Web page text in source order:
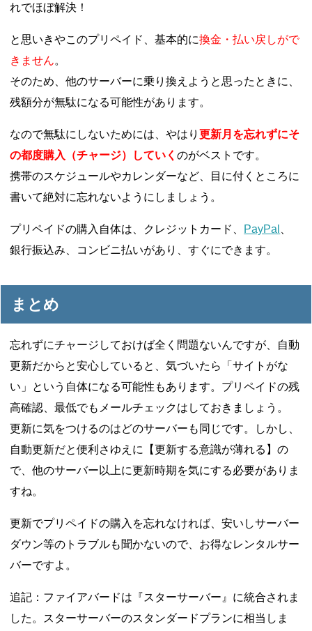
れでほぼ解決！
と思いきやこのプリペイド、基本的に換金・払い戻しがで
きません。
そのため、他のサーバーに乗り換えようと思ったときに、
残額分が無駄になる可能性があります。
なので無駄にしないためには、やはり更新月を忘れずにそ
の都度購入（チャージ）していくのがベストです。
携帯のスケジュールやカレンダーなど、目に付くところに
書いて絶対に忘れないようにしましょう。
プリペイドの購入自体は、クレジットカード、 PayPal
銀行振込み、コンビニ払いがあり、すぐにできます。
まとめ
忘れずにチャージしておけば全く問題ないんですが、自動
更新だからと安心していると、気づいたら「サイトがな
い」という自体になる可能性もあります。プリペイドの残
高確認、最低でもメールチェックはしておきましょう。
更新に気をつけるのはどのサーバーも同じです。しかし、
自動更新だと便利さゆえに【更新する意識が薄れる】の
で、他のサーバー以上に更新時期を気にする必要がありま
すね。
更新でプリペイドの購入を忘れなければ、安いしサーバー
ダウン等のトラブルも聞かないので、お得なレンタルサー
バーですよ。
追記：ファイアバードは『スターサーバー』に統合されま
した。スターサーバーのスタンダードプランに相当しま